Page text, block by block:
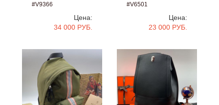
#V9366
Цена:
34 000 РУБ.
#V6501
Цена:
23 000 РУБ.